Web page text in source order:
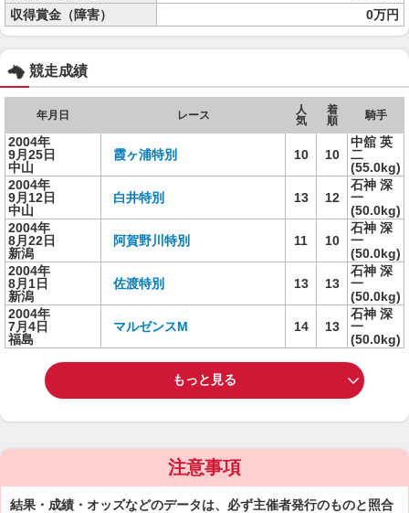
収得賞金（障害）
0万円
競走成績
年月日 レース
人
気
着
順
騎手
2004年
9月25日
中山
霞ヶ浦特別 10 10
中舘 英
二
(55.0kg)
2004年
9月12日
中山
白井特別 13 12
石神 深
一
(50.0kg)
2004年
8月22日
新潟
阿賀野川特別 11 10
石神 深
一
(50.0kg)
2004年
8月1日
新潟
佐渡特別 13 13
石神 深
一
(50.0kg)
2004年
7月4日
福島
マルゼンスM 14 13
石神 深
一
(50.0kg)
もっと見る
注意事項
結果・成績・オッズなどのデータは、必ず主催者発行のものと照合